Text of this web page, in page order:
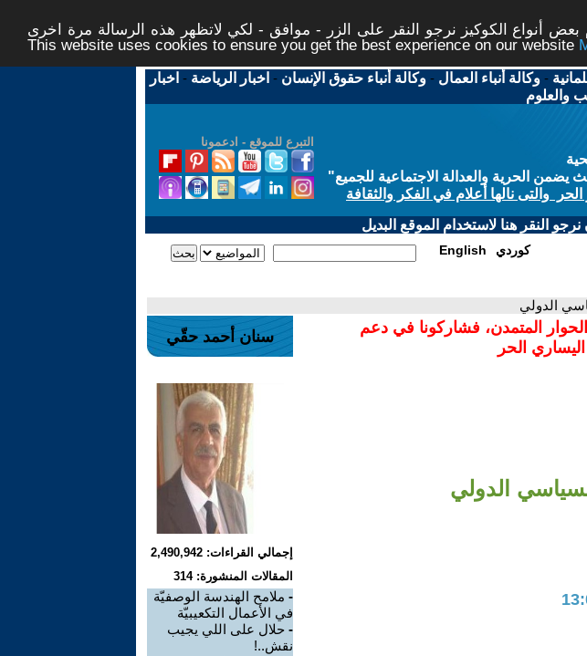
أنواع الكوكيز نرجو النقر على الزر - موافق - لكي لاتظهر هذه الرسالة مرة اخرى -
This website uses cookies to ensure you get the best experience on our website
-وكالة أنباء العمال -وكالة أنباء حقوق الإنسان - اخبار الرياضة - اخبار
والعلوم
التبرع للموقع - ادعمونا
الحرية والعدالة الاجتماعية للجميع"
والتى نالها أعلام في الفكر والثقافة
النقر هنا لاستخدام الموقع البديل
English كوردي
الدولي
المتمدن، فشاركونا في دعم
الحر
الدولي
سنان أحمد حقّي
إجمالي القراءات: 2,490,942
المقالات المنشورة: 314
- ملامح الهندسة الوصفيّة
في الأعمال التكعيبيّة
- حلال على اللي يجيب
نقش..!